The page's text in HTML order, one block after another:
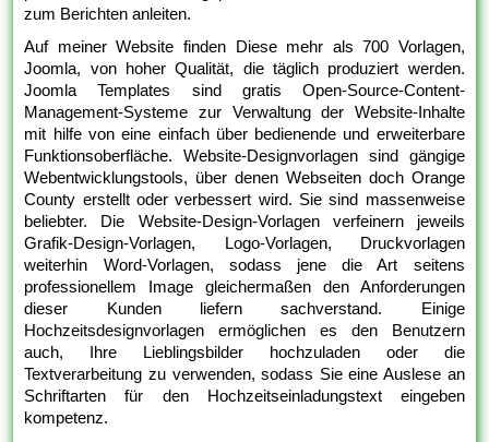
zum Berichten anleiten.
Auf meiner Website finden Diese mehr als 700 Vorlagen,
Joomla, von hoher Qualität, die täglich produziert werden.
Joomla Templates sind gratis Open-Source-Content-
Management-Systeme zur Verwaltung der Website-Inhalte
mit hilfe von eine einfach über bedienende und erweiterbare
Funktionsoberfläche. Website-Designvorlagen sind gängige
Webentwicklungstools, über denen Webseiten doch Orange
County erstellt oder verbessert wird. Sie sind massenweise
beliebter. Die Website-Design-Vorlagen verfeinern jeweils
Grafik-Design-Vorlagen, Logo-Vorlagen, Druckvorlagen
weiterhin Word-Vorlagen, sodass jene die Art seitens
professionellem Image gleichermaßen den Anforderungen
dieser Kunden liefern sachverstand. Einige
Hochzeitsdesignvorlagen ermöglichen es den Benutzern
auch, Ihre Lieblingsbilder hochzuladen oder die
Textverarbeitung zu verwenden, sodass Sie eine Auslese an
Schriftarten für den Hochzeitseinladungstext eingeben
kompetenz.